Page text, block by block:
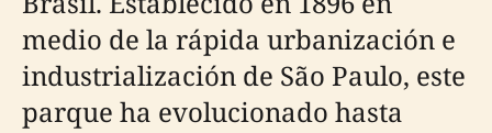
medio de la rápida urbanización e
industrialización de São Paulo, este
parque ha evolucionado hasta